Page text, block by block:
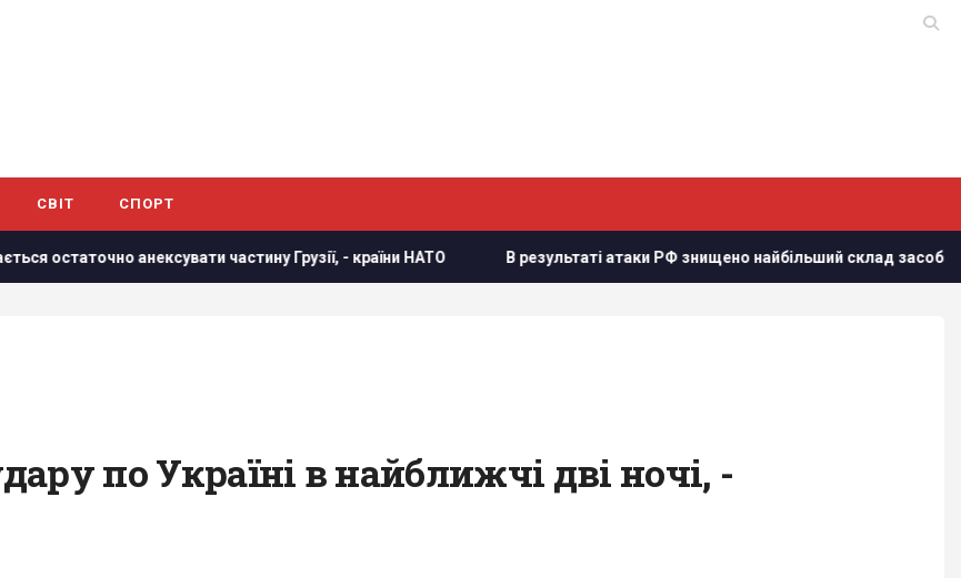
СВІТ СПОРТ
анексувати частину Грузії, - країни НАТО В результаті атаки РФ знищено найбільший склад засобів
по Україні в найближчі дві ночі, -